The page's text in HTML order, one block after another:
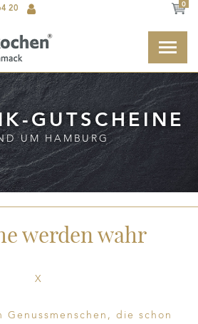
20
0
GUTSCHEINE
UM HAMBURG
werden wahr
X
Genussmenschen, die schon